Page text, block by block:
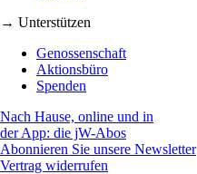
→ Unterstützen
Genossenschaft
Aktionsbüro
Spenden
Nach Hause, online und in
der App: die jW-Abos
Abonnieren Sie unsere Newsletter
Vertrag widerrufen